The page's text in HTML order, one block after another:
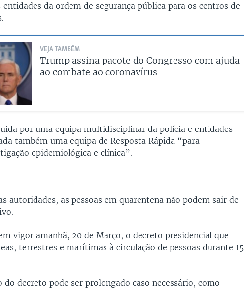
da ordem de segurança pública para os centros de
VEJA TAMBÉM
Trump assina pacote do Congresso com ajuda
ao combate ao coronavírus
por uma equipa multidisciplinar da polícia e entidades
também uma equipa de Resposta Rápida “para
epidemiológica e clínica”.
autoridades, as pessoas em quarentena não podem sair de
vigor amanhã, 20 de Março, o decreto presidencial que
terrestres e marítimas à circulação de pessoas durante 15
do decreto pode ser prolongado caso necessário, como